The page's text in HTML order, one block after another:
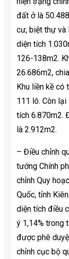
đất ở là
cư, biệt thự và
diện tích
126-138m2.
26.686m2,
Khu liền kề có
111 lô. Còn lại
tích 6.870m2.
là 2.912m2.
– Điều chỉnh
tướng Chính
chỉnh Quy
Quốc, tỉnh
diện tích điều
ý 1,14% trong
được phê
chỉnh cục bộ